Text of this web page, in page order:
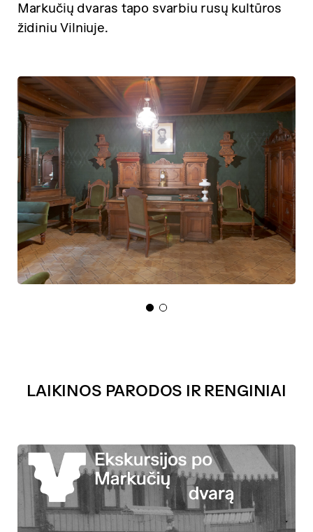
Markučių dvaras tapo svarbiu rusų kultūros
židiniu Vilniuje.
LAIKINOS PARODOS IR RENGINIAI